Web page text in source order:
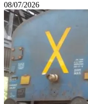
08/07/2026